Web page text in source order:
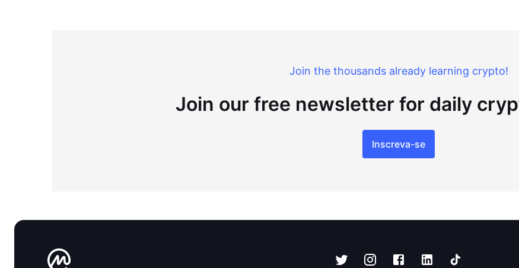
Join the thousands already learning crypto!
Join our free newsletter for daily
Inscreva-se